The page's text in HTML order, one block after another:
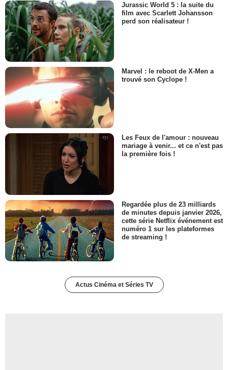
Jurassic World 5 : la suite du
film avec Scarlett Johansson
perd son réalisateur !
Marvel : le reboot de X-Men a
trouvé son Cyclope !
Les Feux de l'amour : nouveau
mariage à venir... et ce n'est pas
la première fois !
Regardée plus de 23 milliards
de minutes depuis janvier 2026,
cette série Netflix événement est
numéro 1 sur les plateformes
de streaming !
Actus Cinéma et Séries TV